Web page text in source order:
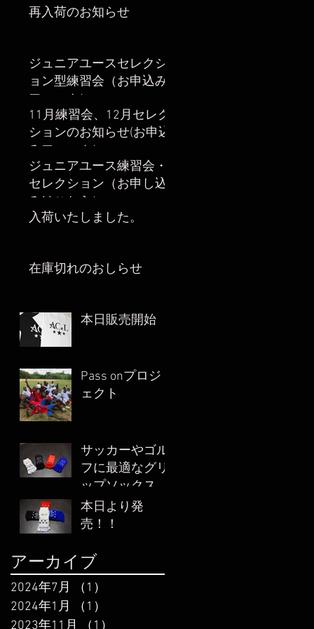
再入荷のお知らせ
ジュニアユースセレクシ
ョン型練習会（お申込み
フォーム）
11月練習会、12月セレク
ションのお知らせ(お申込
みフォーム）
ジュニアユース練習会・
セレクション（お申し込
みはこちら）
入荷いたしました。
在庫切れのおしらせ
本日販売開始
Pass onプロジ
ェクト
サッカーやゴル
フに最適なグリ
ップソックス
本日より発
売！！
アーカイブ
2024年7月 （1）
2024年1月
（1）
2023年11月
（1）